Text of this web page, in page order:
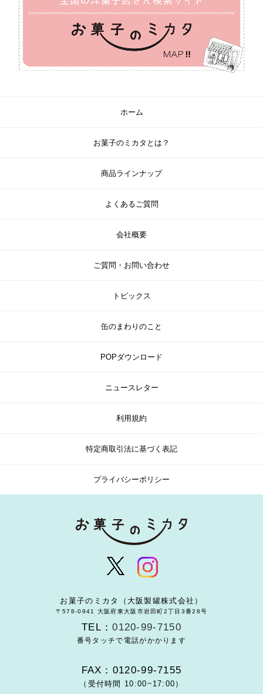
ホーム
お菓子のミカタとは？
商品ラインナップ
よくあるご質問
会社概要
ご質問・お問い合わせ
トピックス
缶のまわりのこと
POPダウンロード
ニュースレター
利用規約
特定商取引法に基づく表記
プライバシーポリシー
お菓子のミカタ（大阪製罐株式会社）
〒578-0941 大阪府東大阪市岩田町2丁目3番28号
TEL：0120-99-7150
番号タッチで電話がかかります
FAX：0120-99-7155
（受付時間 10:00~17:00）